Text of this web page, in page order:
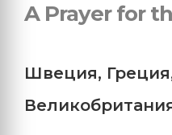
A Prayer for
Швеция, Греция